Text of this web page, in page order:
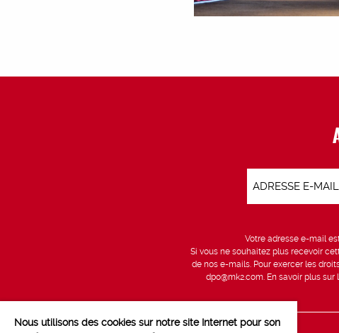
Votre adresse e-mail
Si vous ne souhaitez plus recevoir
de nos e-mails. Pour exercer les
dpo@mk2.com. En savoir plus
Nous utilisons des cookies sur notre site Internet pour son